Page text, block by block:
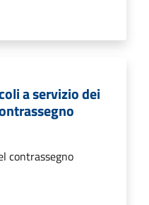
a servizio dei
contrassegno